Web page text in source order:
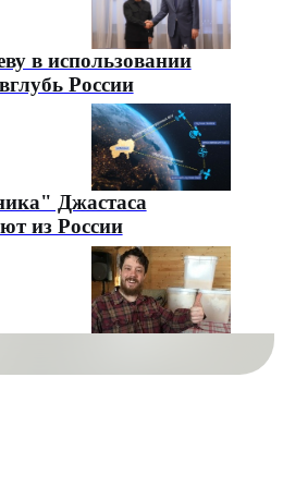
в использовании
России
Джастаса
из России